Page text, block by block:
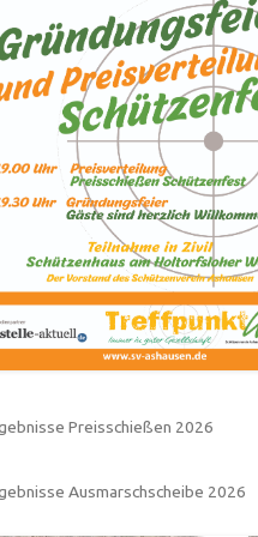
Preisschießen 2026
Ausmarschscheibe 2026